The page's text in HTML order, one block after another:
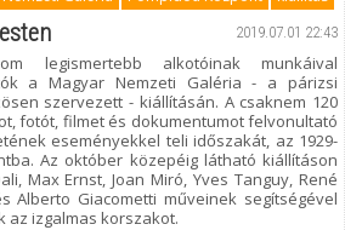
2019.07.01 22:43
legismertebb alkotóinak munkáival
a Magyar Nemzeti Galéria - a párizsi
szervezett - kiállításán. A csaknem 120
fotót, filmet és dokumentumot felvonultató
eseményekkel teli időszakát, az 1929-
Az október közepéig látható kiállításon
Max Ernst, Joan Miró, Yves Tanguy, René
Alberto Giacometti műveinek segítségével
az izgalmas korszakot.